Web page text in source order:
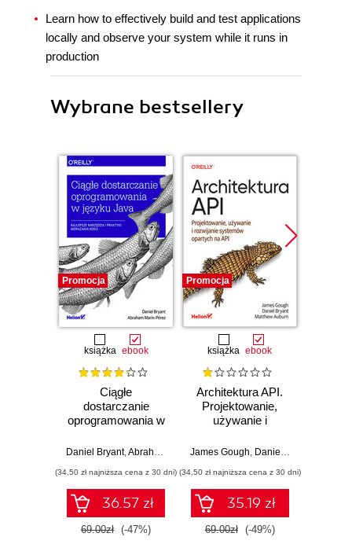
Learn how to effectively build and test applications
locally and observe your system while it runs in
production
Wybrane bestsellery
Promocja
książka ebook
Ciągłe
dostarczanie
oprogramowania w
Najlepsze
wdrażania kodu
Daniel Bryant,Abraham Marín-Pérez
(34,50 zł najniższa cena z 30 dni)
36.57 zł
69.00zł (-47%)
Promocja
książka ebook
Architektura API.
Projektowanie,
używanie i
systemów
James Gough, Daniel Bryant
(34,50 zł najniższa cena z 30 dni)
35.19 zł
69.00zł (-49%)